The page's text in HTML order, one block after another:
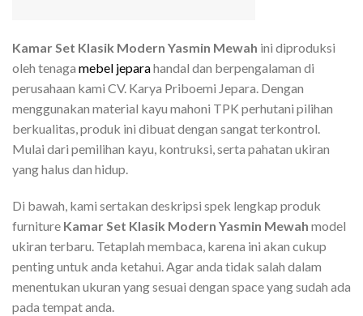
Kamar Set Klasik Modern Yasmin Mewah ini diproduksi
oleh tenaga mebel jeparahandal dan berpengalaman di
perusahaan kami CV. Karya Priboemi Jepara. Dengan
menggunakan material kayu mahoni TPK perhutani pilihan
berkualitas, produk ini dibuat dengan sangat terkontrol.
Mulai dari pemilihan kayu, kontruksi, serta pahatan ukiran
yang halus dan hidup.
Di bawah, kami sertakan deskripsi spek lengkap produk
furniture Kamar Set Klasik Modern Yasmin Mewah model
ukiran terbaru. Tetaplah membaca, karena ini akan cukup
penting untuk anda ketahui. Agar anda tidak salah dalam
menentukan ukuran yang sesuai dengan space yang sudah ada
pada tempat anda.